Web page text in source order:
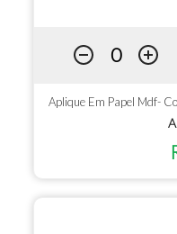
Aplique Em Papel Mdf-